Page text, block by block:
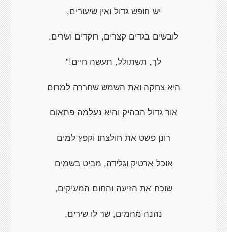
יש חופש גדול ואין שיעורים,
לובשים בגדים קצרים, רוקדים ושרים,
לך, תשתולל, תעשה חיים!"
היא צחקה ואת השמש שחררה למרום
אור גדול הבהיק והיא נעלמה פתאום
רונן פשט את חולצתו וקפץ למים
אוכל ארטיק וגלידה, מביט בשמים
שוכח את הזיעה והחום המעיקים,
נהנה מהמים, שר לו שירים,